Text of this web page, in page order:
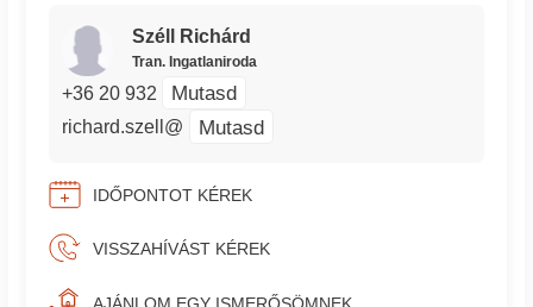
Széll Richárd
Tran. Ingatlaniroda
+36 20 932 Mutasd
richard.szell@ Mutasd
IDŐPONTOT KÉREK
VISSZAHÍVÁST KÉREK